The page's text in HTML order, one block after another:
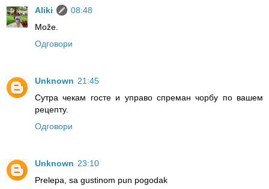
Aliki
08:48
Može.
Одговори
Unknown 21:45
Сутра чекам госте и управо спреман чорбу по вашем
рецепту.
Одговори
Unknown 23:10
Prelepa, sa gustinom pun pogodak